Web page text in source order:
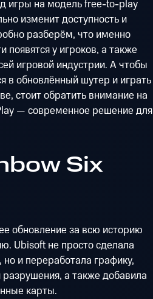
игры на модель free-to-play
изменит доступность и
разберём, что именно
появятся у игроков, а также
игровой индустрии. А чтобы
в обновлённый шутер и играть
стоит обратить внимание на
— современное решение для
Six
обновление за всю историю
Ubisoft не просто сделала
но и переработала графику,
а также добавила
карты.